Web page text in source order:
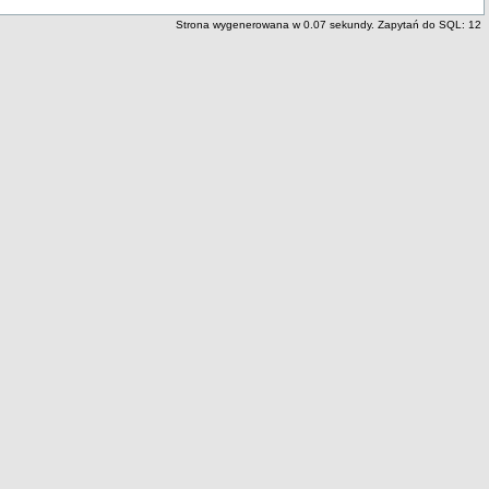
Strona wygenerowana w 0.07 sekundy. Zapytań do SQL: 12